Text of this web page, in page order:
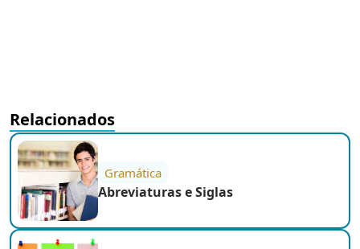
Relacionados
Gramática
Abreviaturas e Siglas